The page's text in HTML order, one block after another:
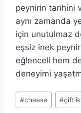
peynirin tarihini
aynı zamanda
için unutulmaz
eşsiz inek
eğlenceli hem
deneyimi
Post
Tags:
#cheese #çiftlik